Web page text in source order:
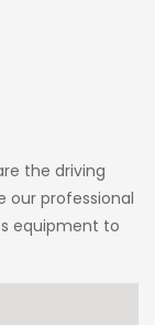
the driving
our professional
equipment to